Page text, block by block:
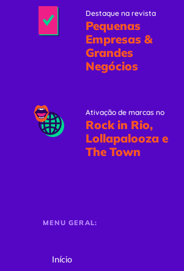
Destaque na revista
Pequenas
Empresas &
Grandes
Negócios
Ativação de marcas no
Rock in Rio,
Lollapalooza e
The Town
MENU GERAL:
Início